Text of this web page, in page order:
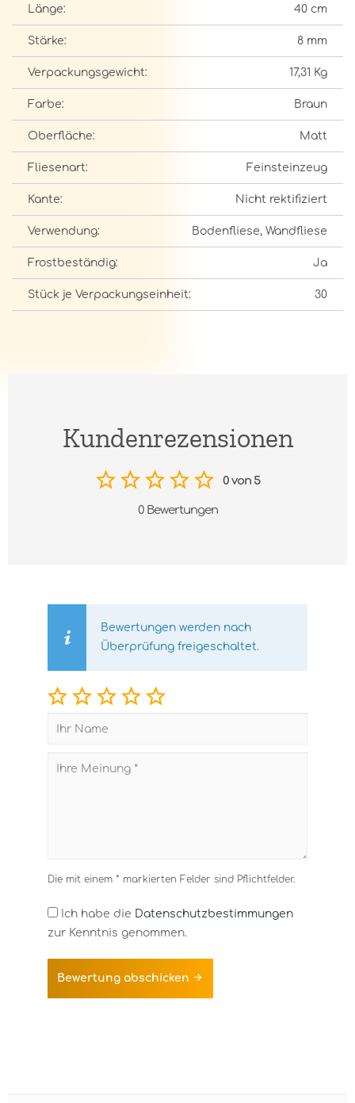
Länge: 40 cm
Stärke: 8 mm
Verpackungsgewicht: 17,31 Kg
Farbe: Braun
Oberfläche: Matt
Fliesenart: Feinsteinzeug
Kante: Nicht rektifiziert
Verwendung: Bodenfliese, Wandfliese
Frostbeständig: Ja
Stück je Verpackungseinheit: 30
Kundenrezensionen
0 von 5
0 Bewertungen
Bewertungen werden nach
Überprüfung freigeschaltet.
Die mit einem * markierten Felder sind Pflichtfelder.
Ich habe die Datenschutzbestimmungen
zur Kenntnis genommen.
Bewertung abschicken